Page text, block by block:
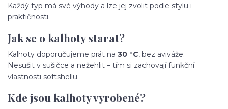
Každý typ má své výhody a lze jej zvolit podle stylu i
praktičnosti.
Jak se o kalhoty starat?
Kalhoty doporučujeme prát na 30 °C, bez aviváže.
Nesušit v sušičce a nežehlit – tím si zachovají funkční
vlastnosti softshellu.
Kde jsou kalhoty vyrobené?